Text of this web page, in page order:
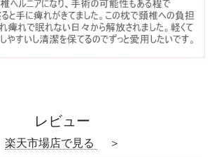
レビュー
楽天市場店で見る ＞